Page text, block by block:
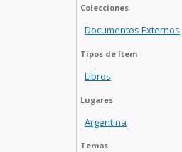
Colecciones
Documentos Externos
Tipos de ítem
Libros
Lugares
Argentina
Temas